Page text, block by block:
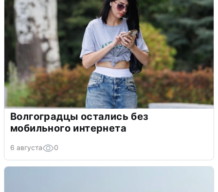
Волгоградцы остались без
мобильного интернета
6 августа 0